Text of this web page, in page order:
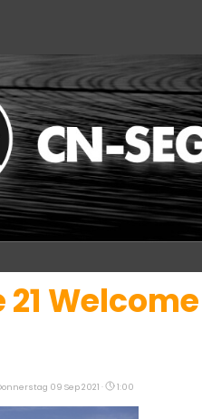
Welcome
09 Sep 2021 · 1:00